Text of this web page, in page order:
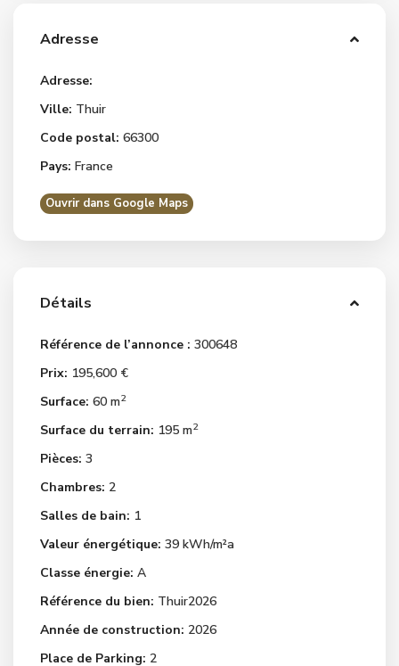
Adresse
Adresse:
Ville: Thuir
Code postal: 66300
Pays: France
Ouvrir dans Google Maps
Détails
Référence de l’annonce : 300648
Prix: 195,600 €
Surface: 60 m2
Surface du terrain: 195 m2
Pièces: 3
Chambres: 2
Salles de bain: 1
Valeur énergétique: 39 kWh/m²a
Classe énergie: A
Référence du bien: Thuir2026
Année de construction: 2026
Place de Parking: 2